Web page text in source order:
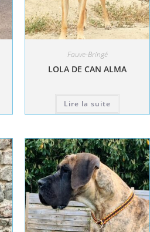
Fauve-Bringé
LOLA DE CAN ALMA
Lire la suite